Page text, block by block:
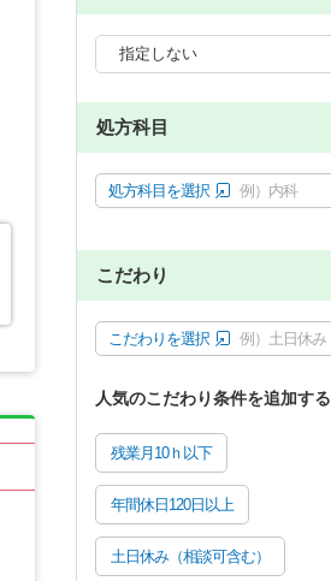
処方科目
処方科目を選択 例）内科
こだわり
こだわりを選択 例）土日休み
人気のこだわり条件を追加する
残業月10ｈ以下
年間休日120日以上
土日休み（相談可含む）